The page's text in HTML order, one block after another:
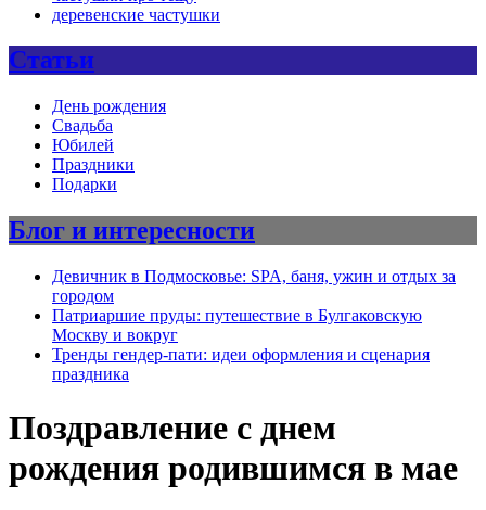
деревенские частушки
Статьи
День рождения
Свадьба
Юбилей
Праздники
Подарки
Блог и интересности
Девичник в Подмосковье: SPA, баня, ужин и отдых за
городом
Патриаршие пруды: путешествие в Булгаковскую
Москву и вокруг
Тренды гендер-пати: идеи оформления и сценария
праздника
Поздравление с днем
рождения родившимся в мае